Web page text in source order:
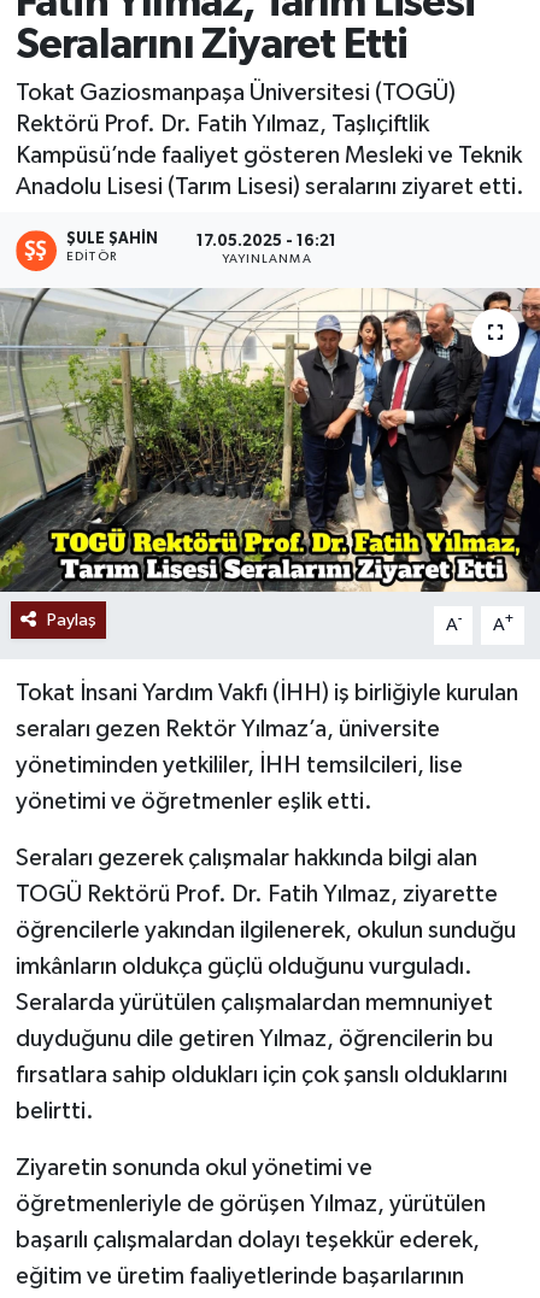
Seralarını Ziyaret Etti
Tokat Gaziosmanpaşa Üniversitesi (TOGÜ)
Rektörü Prof. Dr. Fatih Yılmaz, Taşlıçiftlik
Kampüsü’nde faaliyet gösteren Mesleki ve Teknik
Anadolu Lisesi (Tarım Lisesi) seralarını ziyaret etti.
ŞULE ŞAHIN
EDITÖR
17.05.2025 - 16:21
YAYINLANMA
Paylaş A- A+
Tokat İnsani Yardım Vakfı (İHH) iş birliğiyle kurulan
seraları gezen Rektör Yılmaz’a, üniversite
yönetiminden yetkililer, İHH temsilcileri, lise
yönetimi ve öğretmenler eşlik etti.
Seraları gezerek çalışmalar hakkında bilgi alan
TOGÜ Rektörü Prof. Dr. Fatih Yılmaz, ziyarette
öğrencilerle yakından ilgilenerek, okulun sunduğu
imkânların oldukça güçlü olduğunu vurguladı.
Seralarda yürütülen çalışmalardan memnuniyet
duyduğunu dile getiren Yılmaz, öğrencilerin bu
fırsatlara sahip oldukları için çok şanslı olduklarını
belirtti.
Ziyaretin sonunda okul yönetimi ve
öğretmenleriyle de görüşen Yılmaz, yürütülen
başarılı çalışmalardan dolayı teşekkür ederek,
eğitim ve üretim faaliyetlerinde başarılarının
Ekonomi
Sağlık
Tokat Haber